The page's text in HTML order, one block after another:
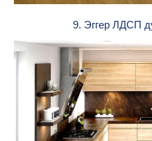
9. Эггер ЛДСП